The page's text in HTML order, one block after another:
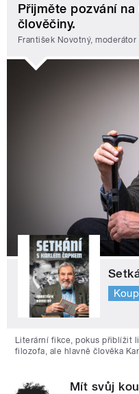
Přijměte pozvání
člověčiny.
František Novotný, moderátor
Literární fikce, pokus přiblížit
filozofa, ale hlavně člověka
Mít svůj